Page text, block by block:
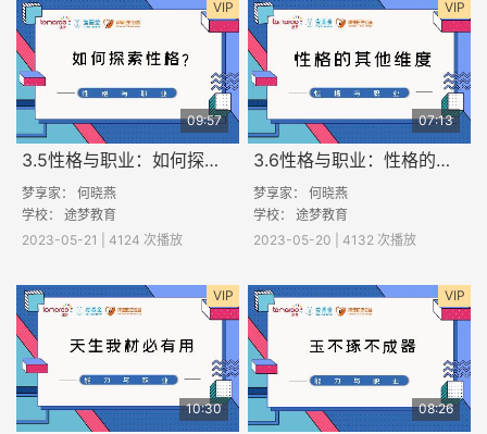
VIP
09:57
3.5性格与职业：如何探索性格？
梦享家： 何晓燕
学校： 途梦教育
2023-05-21 | 4124 次播放
VIP
07:13
3.6性格与职业：性格的其他维度
梦享家： 何晓燕
学校： 途梦教育
2023-05-20 | 4132 次播放
VIP
10:30
VIP
08:26